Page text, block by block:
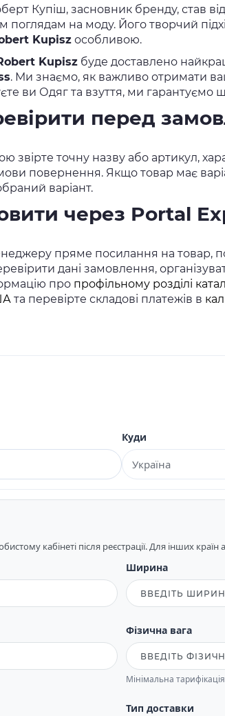
Купіш, засновник бренду, став
поглядам на моду. Його творчий
Kupisz особливою.
Kupisz буде доставлено
. Ми знаємо, як важливо отримати
ви Одяг та взуття, ми гарантуємо
перед
звірте точну назву або артикул,
повернення. Якщо товар має
варіант.
через Portal
пряме посилання на товар,
дані замовлення,
про профільному розділі
та перевірте складові платежів в
Куди
кабінеті після реєстрації. Для інших
Ширина
Фізична вага
Мінімальна
Тип доставки